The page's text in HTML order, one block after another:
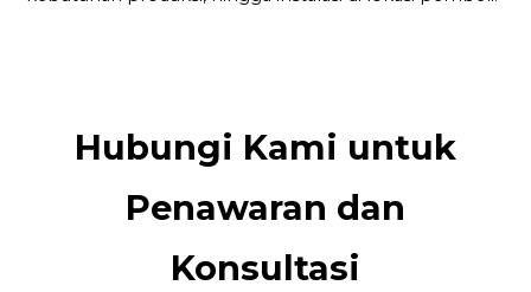
Hubungi Kami untuk
Penawaran dan
Konsultasi